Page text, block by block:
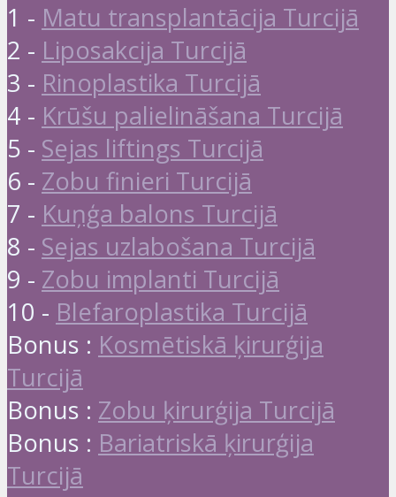
1 - Matu transplantācija Turcijā
2 - Liposakcija Turcijā
3 - Rinoplastika Turcijā
4 - Krūšu palielināšana Turcijā
5 - Sejas liftings Turcijā
6 - Zobu finieri Turcijā
7 - Kuņģa balons Turcijā
8 - Sejas uzlabošana Turcijā
9 - Zobu implanti Turcijā
10 - Blefaroplastika Turcijā
Bonus : Kosmētiskā ķirurģija
Turcijā
Bonus : Zobu ķirurģija Turcijā
Bonus : Bariatriskā ķirurģija
Turcijā